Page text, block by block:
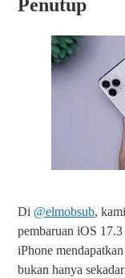
Penutup
Di @elmobsub,
pembaruan iOS
iPhone
bukan hanya